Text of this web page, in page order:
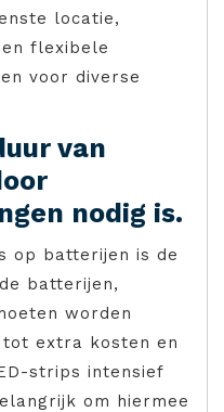
locatie,
flexibele
voor diverse
van
nodig is.
op batterijen is de
batterijen,
worden
extra kosten en
strips intensief
om hiermee